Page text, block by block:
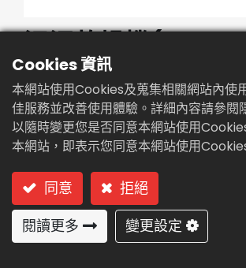
污泥乾燥機(KV-
型號: KV-18TD (真空碟式-批次處理)
真空碟式-批次處理
用途及特點:
化學污泥與生物污泥最佳乾燥減量
電鍍污泥、鍋爐煙灰、對苯二甲酸
廢渣丶糖廠廢渣、味精廠廢渣、城
Cookies 資訊
本網站使用Cookies及蒐集相關網站內使
佳服務並改善使用體驗。詳細內容請參閱
以隨時變更您是否同意本網站使用
本網站，即表示您同意本網站使用
同意
拒絕
閱讀更多
變更設定